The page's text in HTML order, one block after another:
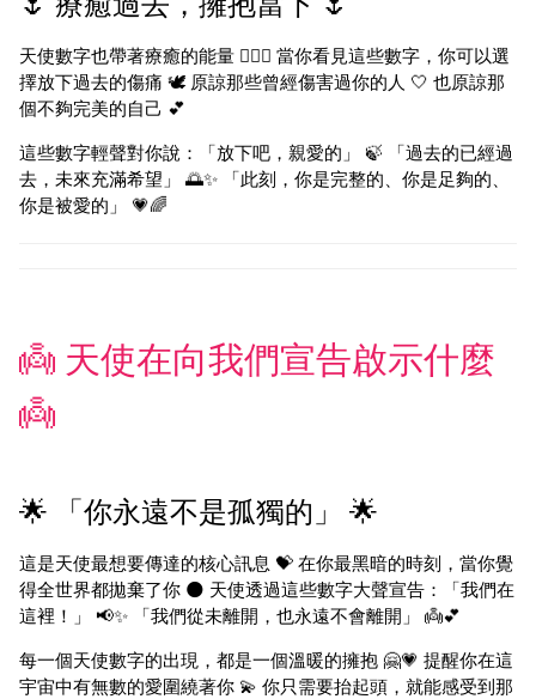
天使數字也帶著療癒的能量 💆‍♀️✨ 當你看見這些數字，你可以選
擇放下過去的傷痛 🕊️ 原諒那些曾經傷害過你的人 🤍 也原諒那
個不夠完美的自己 💕
這些數字輕聲對你說：「放下吧，親愛的」 🍃 「過去的已經過
去，未來充滿希望」 🌅✨ 「此刻，你是完整的、你是足夠的、
你是被愛的」 💗🌈
👼 天使在向我們宣告啟示什麼
👼
🌟 「你永遠不是孤獨的」 🌟
這是天使最想要傳達的核心訊息 💝 在你最黑暗的時刻，當你覺
得全世界都拋棄了你 🌑 天使透過這些數字大聲宣告：「我們在
這裡！」 📢✨ 「我們從未離開，也永遠不會離開」 👼💕
每一個天使數字的出現，都是一個溫暖的擁抱 🤗💗 提醒你在這
宇宙中有無數的愛圍繞著你 💫 你只需要抬起頭，就能感受到那